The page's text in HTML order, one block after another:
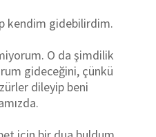
kendim gidebilirdim.
O da şimdilik
gideceğini, çünkü
dileyip beni